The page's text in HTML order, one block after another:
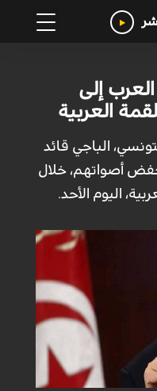
إلى
العربية
الباجي قائد
أصواتهم، خلال